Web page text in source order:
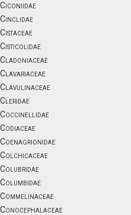
Ciconiidae
Cinclidae
Cistaceae
Cisticolidae
Cladoniaceae
Clavariaceae
Clavulinaceae
Cleridae
Coccinellidae
Codiaceae
Coenagrionidae
Colchicaceae
Colubridae
Columbidae
Commelinaceae
Conocephalaceae